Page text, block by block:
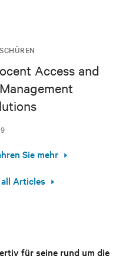
Access and
Sie mehr
all Articles
für seine rund um die